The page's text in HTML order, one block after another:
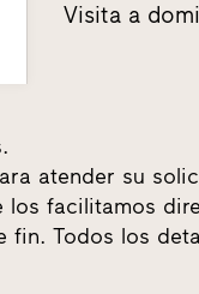
Visita a
atender su
los facilitamos
fin. Todos los